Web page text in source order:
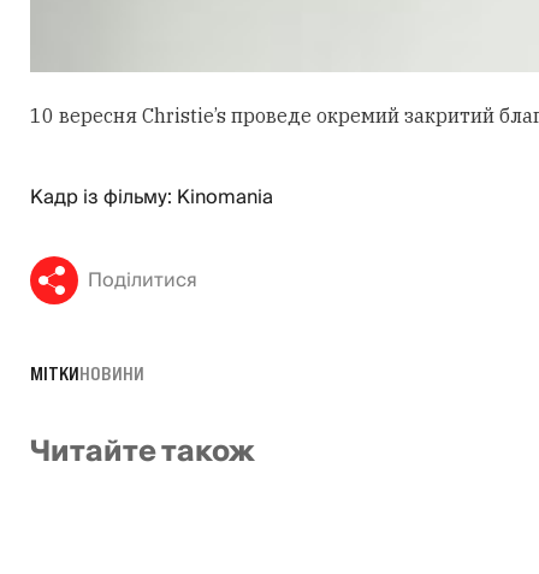
10 вересня Christie’s проведе окремий закритий
Кадр із фільму: Kinomania
Поділитися
МІТКИНОВИНИ
Читайте також